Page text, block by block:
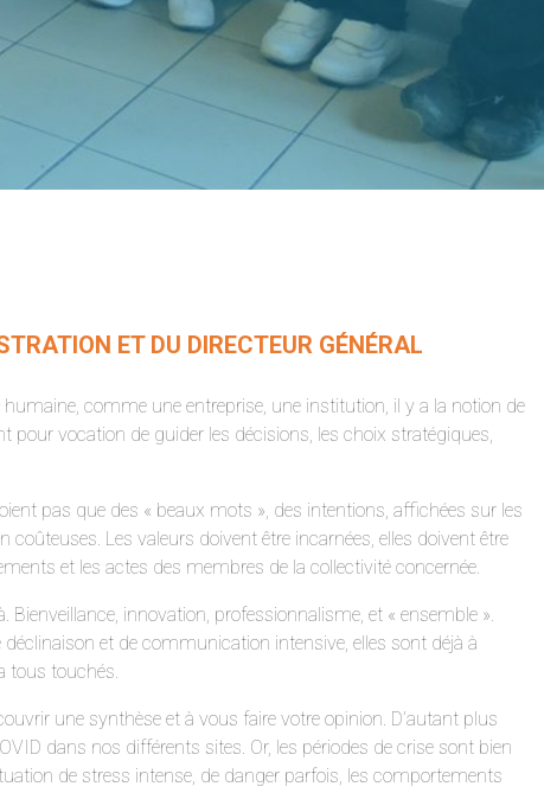
ET DU DIRECTEUR GÉNÉRAL
comme une entreprise, une institution, il y a la notion de
pour vocation de guider les décisions, les choix stratégiques,
pas que des « beaux mots », des intentions, affichées sur les
Les valeurs doivent être incarnées, elles doivent être
et les actes des membres de la collectivité concernée.
innovation, professionnalisme, et « ensemble ».
déclinaison et de communication intensive, elles sont déjà à
tous touchés.
une synthèse et à vous faire votre opinion. D’autant plus
dans nos différents sites. Or, les périodes de crise sont bien
de stress intense, de danger parfois, les comportements